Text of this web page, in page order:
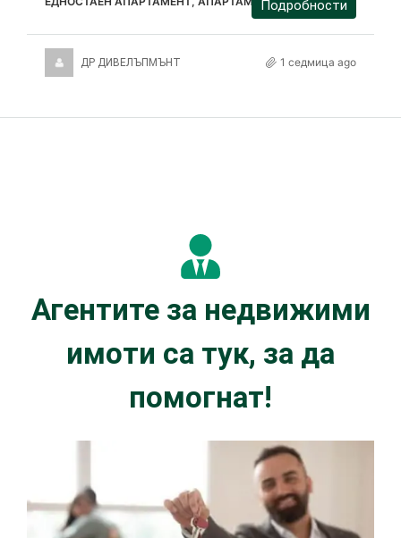
Подробности
ДР ДИВЕЛЪПМЪНТ 1 седмица ago
Агентите за недвижими
имоти са тук, за да
помогнат!